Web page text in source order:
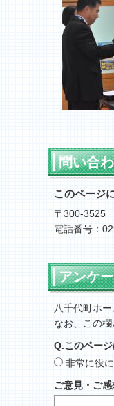
問い合
このページ
〒300-3525
電話番号：
アンケ
八千代町ホ
なお、この
Q.このペー
非常に役
ご意見・ご